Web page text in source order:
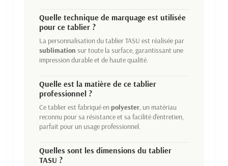
Quelle technique de marquage est utilisée
pour ce tablier ?
La personnalisation du tablier TASU est réalisée par
sublimation sur toute la surface, garantissant une
impression durable et de haute qualité.
Quelle est la matière de ce tablier
professionnel ?
Ce tablier est fabriqué enpolyester, un matériau
reconnu pour sa résistance et sa facilité d'entretien,
parfait pour un usage professionnel.
Quelles sont les dimensions du tablier
TASU ?